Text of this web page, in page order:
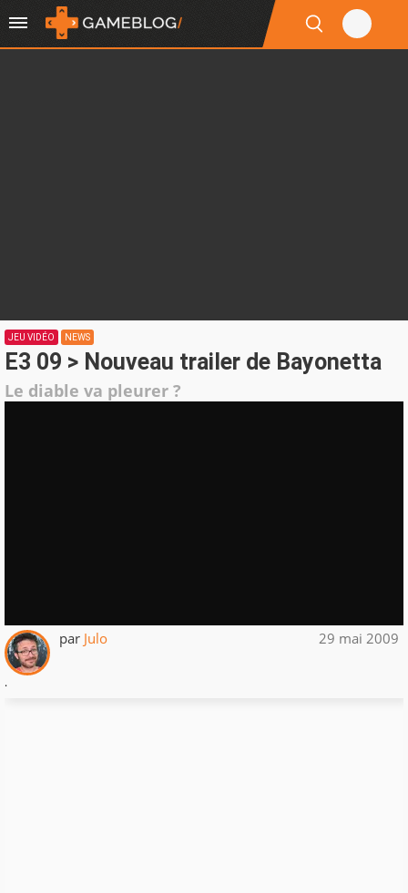
JEU VIDÉO NEWS
E3 09 > Nouveau trailer de Bayonetta
Le diable va pleurer ?
par Julo 29 mai 2009
.